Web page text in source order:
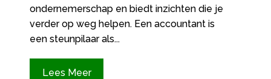
ondernemerschap en biedt inzichten die je
verder op weg helpen. Een accountant is
een steunpilaar als...
Lees Meer